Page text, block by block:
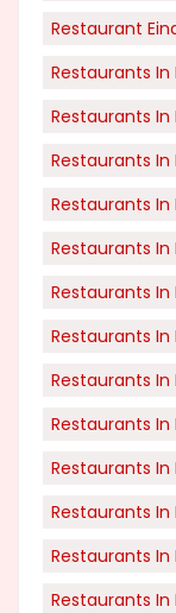
Restaurant
Restaurants In
Restaurants
Restaurants
Restaurants In
Restaurants
Restaurants In
Restaurants
Restaurants In
Restaurants In
Restaurants In
Restaurants In
Restaurants In
Restaurants In